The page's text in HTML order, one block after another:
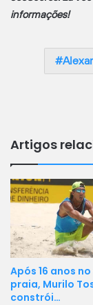
informações!
Artigos
Após 16 anos
praia, Murilo
constrói…